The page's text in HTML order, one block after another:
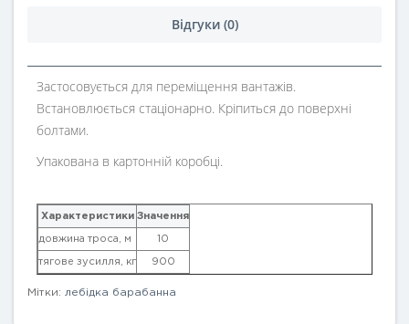
Відгуки (0)
Застосовується для переміщення вантажів.
Встановлюється стаціонарно. Кріпиться до поверхні
болтами.
Упакована в картонній коробці.
Характеристики Значення
довжина троса, м 10
тягове зусилля, кг 900
Мітки: лебідка барабанна